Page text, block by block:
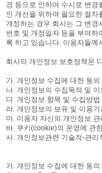
경 등으로 인하여 수시로 변경
인 개선을 위하여 필요한 절
개정하는 경우 회사는 그 변경
번호 및 개정일자 등을 부여하
록 하고 있습니다. 이용자들
회사의 개인정보 보호정책은
가. 개인정보 수집에 대한 동의
나. 개인정보의 수집목적 및 이
다. 개인정보 항목 및 수집방법
라. 개인정보의 보유 및 이용기
마. 이용자 자신의 개인정보
바. 쿠키(cookie)의 운영에 관
사. 개인정보관련 기술적-관리
가. 개인정보 수집에 대한 동의